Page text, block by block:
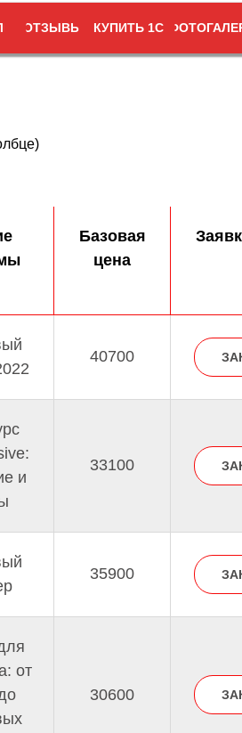
ОТЗЫВЫ КУПИТЬ 1С
Базовая
цена
40700
и
33100
35900
от
30600